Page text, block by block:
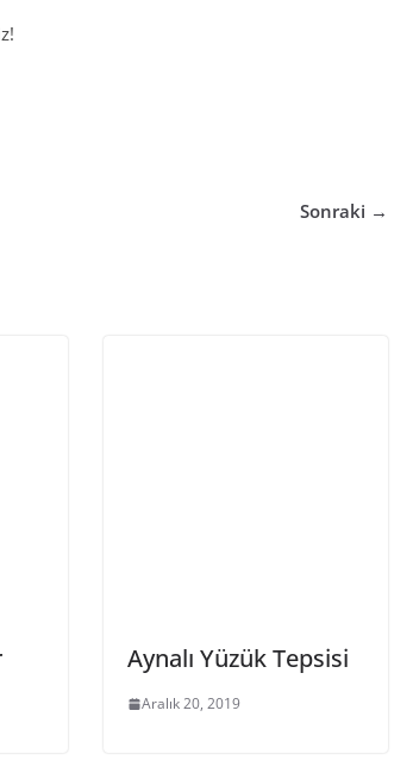
Sonraki →
Aynalı Yüzük Tepsisi
Aralık 20, 2019